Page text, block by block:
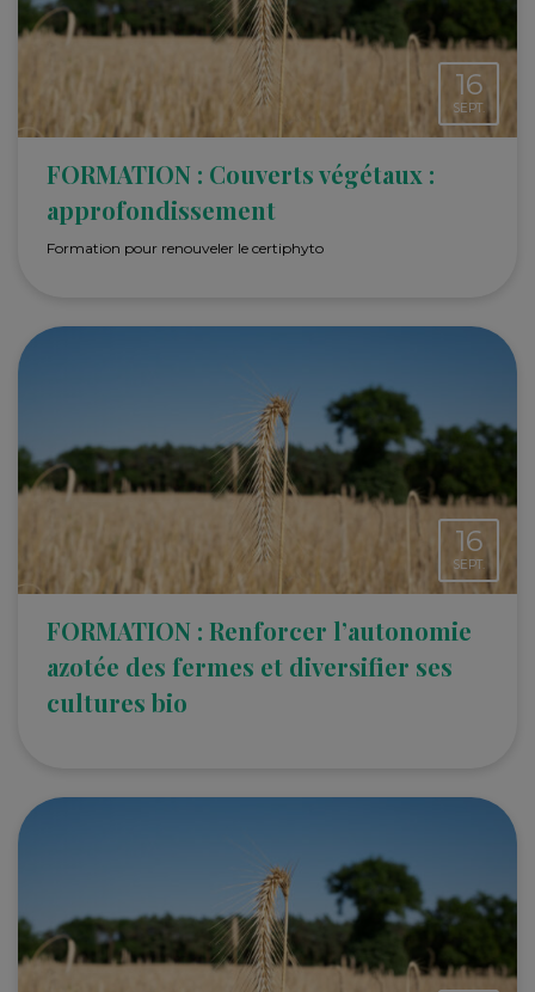
16
SEPT.
FORMATION : Couverts végétaux :
approfondissement
Formation pour renouveler le certiphyto
16
SEPT.
FORMATION : Renforcer l’autonomie
azotée des fermes et diversifier ses
cultures bio